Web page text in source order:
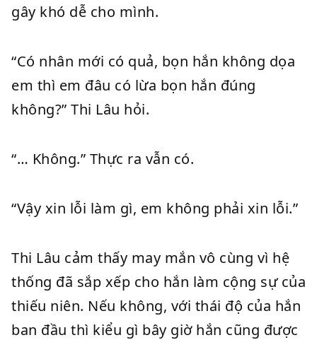
gây khó dễ cho mình.
“Có nhân mới có quả, bọn hắn không dọa
em thì em đâu có lừa bọn hắn đúng
không?” Thi Lâu hỏi.
“… Không.” Thực ra vẫn có.
“Vậy xin lỗi làm gì, em không phải xin lỗi.”
Thi Lâu cảm thấy may mắn vô cùng vì hệ
thống đã sắp xếp cho hắn làm cộng sự của
thiếu niên. Nếu không, với thái độ của hắn
ban đầu thì kiểu gì bây giờ hắn cũng được